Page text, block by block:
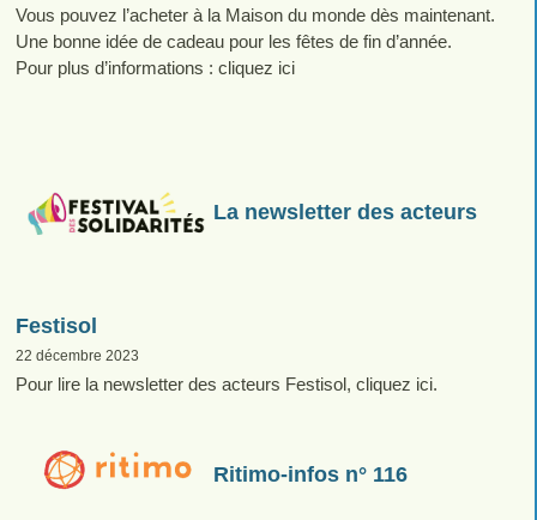
Vous pouvez l’acheter à la Maison du monde dès maintenant.
Une bonne idée de cadeau pour les fêtes de fin d’année.
Pour plus d’informations : cliquez ici
La newsletter des acteurs
Festisol
22 décembre 2023
Pour lire la newsletter des acteurs Festisol, cliquez ici.
Ritimo-infos n° 116